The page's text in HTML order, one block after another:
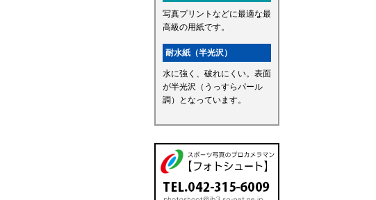
写真プリントなどに最適な最
高級の用紙です。
耐水紙（半光沢）
水に強く、破れにくい。表面
が半光沢（うっすらパール
調）となっています。